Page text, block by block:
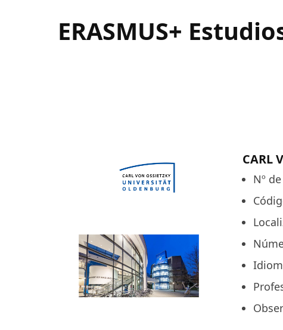
ERASMUS+
CARL
Nº